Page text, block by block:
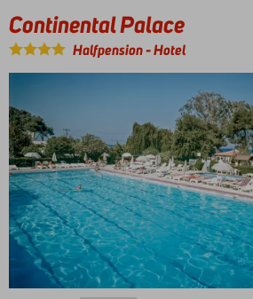
Continental Palace
Halfpension-Hotel